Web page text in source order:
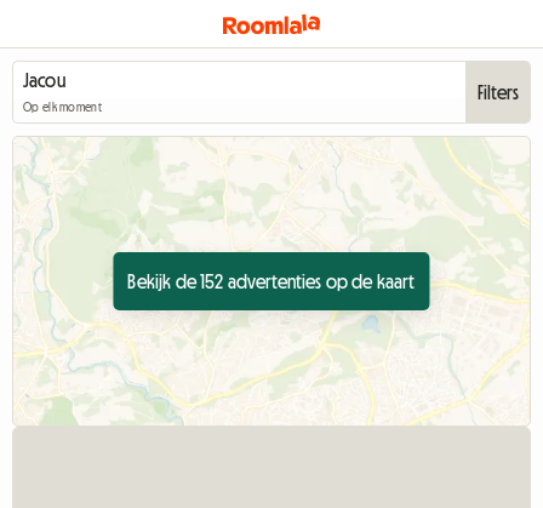
Op elk moment
Filters
Bekijk de 152 advertenties op de kaart